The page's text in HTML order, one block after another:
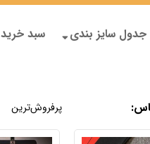
جدول سایز بندی سبد خرید
: پرفروش‌ترین